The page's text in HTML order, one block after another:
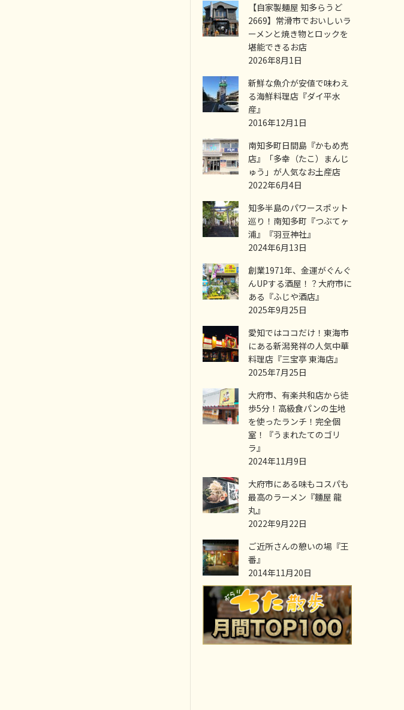
【自家製麺屋 知多らうど
2669】常滑市でおいしいラ
ーメンと焼き物とロックを
堪能できるお店
2026年8月1日
新鮮な魚介が安値で味わえ
る海鮮料理店『ダイ平水
産』
2016年12月1日
南知多町日間島『かもめ売
店』「多幸（たこ）まんじ
ゅう」が人気なお土産店
2022年6月4日
知多半島のパワースポット
巡り！南知多町『つぶてヶ
浦』『羽豆神社』
2024年6月13日
創業1971年、金運がぐんぐ
んUPする酒屋！？大府市に
ある『ふじや酒店』
2025年9月25日
愛知ではココだけ！東海市
にある新潟発祥の人気中華
料理店『三宝亭 東海店』
2025年7月25日
大府市、有楽共和店から徒
歩5分！高級食パンの生地
を使ったランチ！完全個
室！『うまれたてのゴリ
ラ』
2024年11月9日
大府市にある味もコスパも
最高のラーメン『麵屋 龍
丸』
2022年9月22日
ご近所さんの憩いの場『王
番』
2014年11月20日